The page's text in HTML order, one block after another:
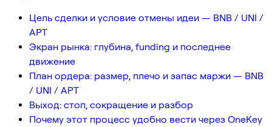
Цель сделки и условие отмены идеи — BNB / UNI /
APT
Экран рынка: глубина, funding и последнее
движение
План ордера: размер, плечо и запас маржи — BNB
/ UNI / APT
Выход: стоп, сокращение и разбор
Почему этот процесс удобно вести через OneKey